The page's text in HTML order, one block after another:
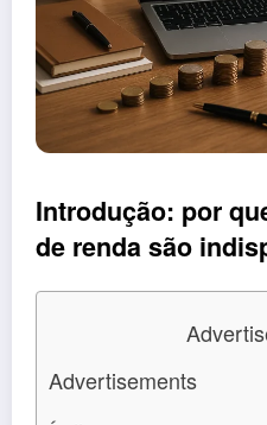
Introdução: por
de renda são
Advertisements